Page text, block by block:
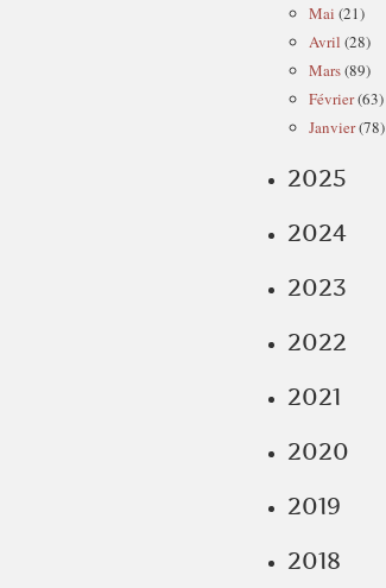
Mai (21)
Avril (28)
Mars(89)
Février(63)
Janvier(78)
2025
2024
2023
2022
2021
2020
2019
2018